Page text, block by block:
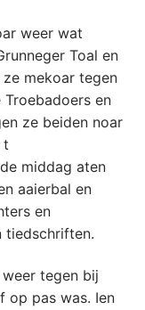
weer wat
Toal en
mekoar tegen
en
ze beiden noar
t
middag aten
aaierbal en
en
tiedschriften.
tegen bij
op pas was. Ien